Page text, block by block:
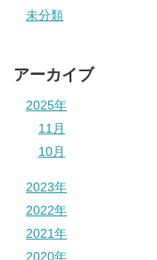
未分類
アーカイブ
2025年
11月
10月
2023年
2022年
2021年
2020年